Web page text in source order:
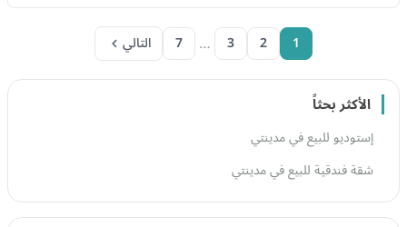
1
2
3
…
7 التالي
الأكثر بحثاً
إستوديو للبيع في مدينتي
شقة فندقية للبيع في مدينتي